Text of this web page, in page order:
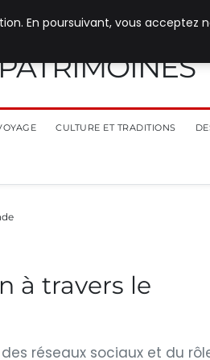
CULTURE ET TRADITIONS
à travers le
réseaux sociaux et du
En poursuivant, vous acceptez